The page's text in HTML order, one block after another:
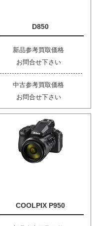
D850
新品参考買取価格
お問合せ下さい
中古参考買取価格
お問合せ下さい
COOLPIX P950